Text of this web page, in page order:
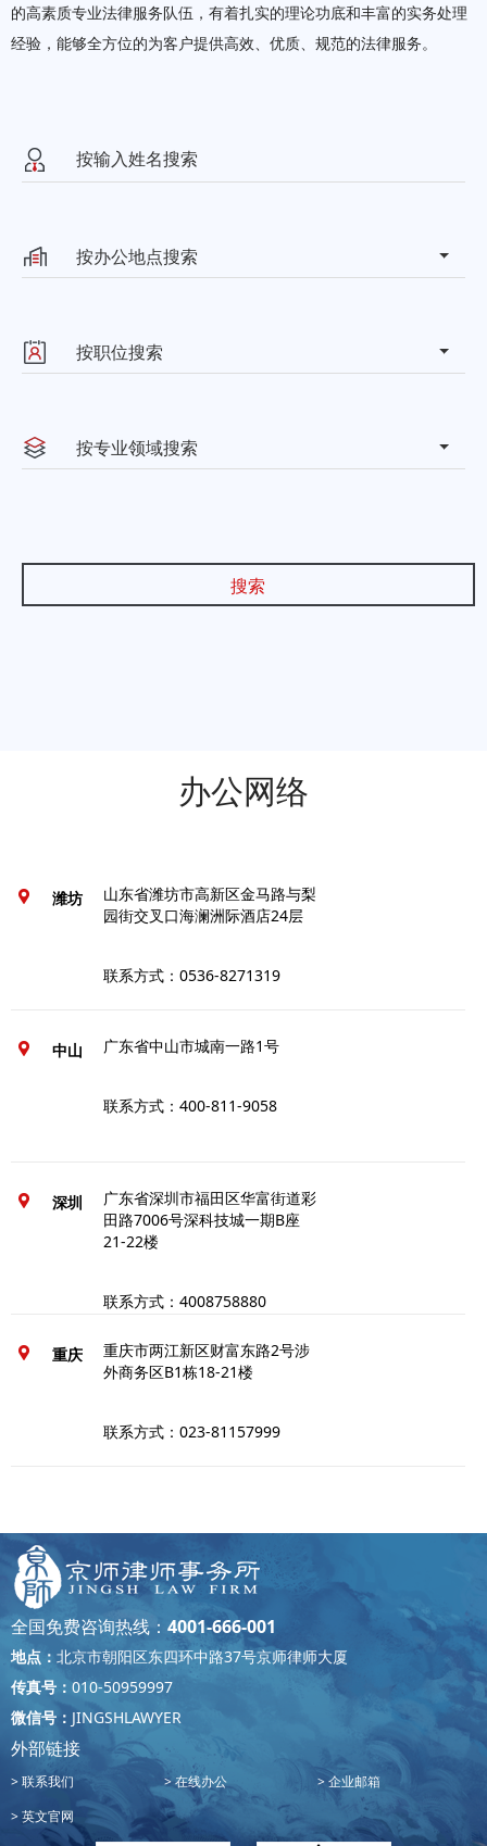
的高素质专业法律服务队伍，有着扎实的理论功底和丰富的实务处理
经验，能够全方位的为客户提供高效、优质、规范的法律服务。
按办公地点搜索
按职位搜索
按专业领域搜索
搜索
办公网络
师律师大厦
Steinstrae 2, 40212
联系方式：13641354858
上海
上海市虹口区海伦路440号金融
街（海伦）中心A座33、30层
天津市南开区黄河道38号北京商
会大厦B座32层 天津市滨海新区
潍坊
山东省潍坊市高新区金马路与梨
园街交叉口海澜洲际酒店24层
联系方式：0536-8271319
中山 广东省中山市城南一路1号
联系方式：400-811-9058
深圳
广东省深圳市福田区华富街道彩
田路7006号深科技城一期B座
21-22楼
联系方式：4008758880
重庆
重庆市两江新区财富东路2号涉
外商务区B1栋18-21楼
联系方式：023-81157999
联系方式：0532-85953988
厦门
福建省厦门市湖里区嘉禾路468-
3号SM国际中心C座701
联系方式：0592-5226928
成都
四川省成都市高新区府城大道西
段399号天府新谷园区2号楼2单
全国免费咨询热线： 4001-666-001
地点： 北京市朝阳区东四环中路37号京师律师大厦
传真号： 010-50959997
微信号： JINGSHLAWYER
外部链接
联系我们 在线办公
企业邮箱
英文官网